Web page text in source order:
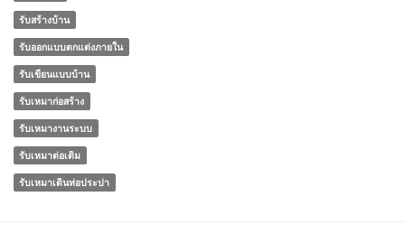
รับสร้างบ้าน
รับออกแบบตกแต่งภายใน
รับเขียนแบบบ้าน
รับเหมาก่อสร้าง
รับเหมางานระบบ
รับเหมาต่อเติม
รับเหมาเดินท่อประปา